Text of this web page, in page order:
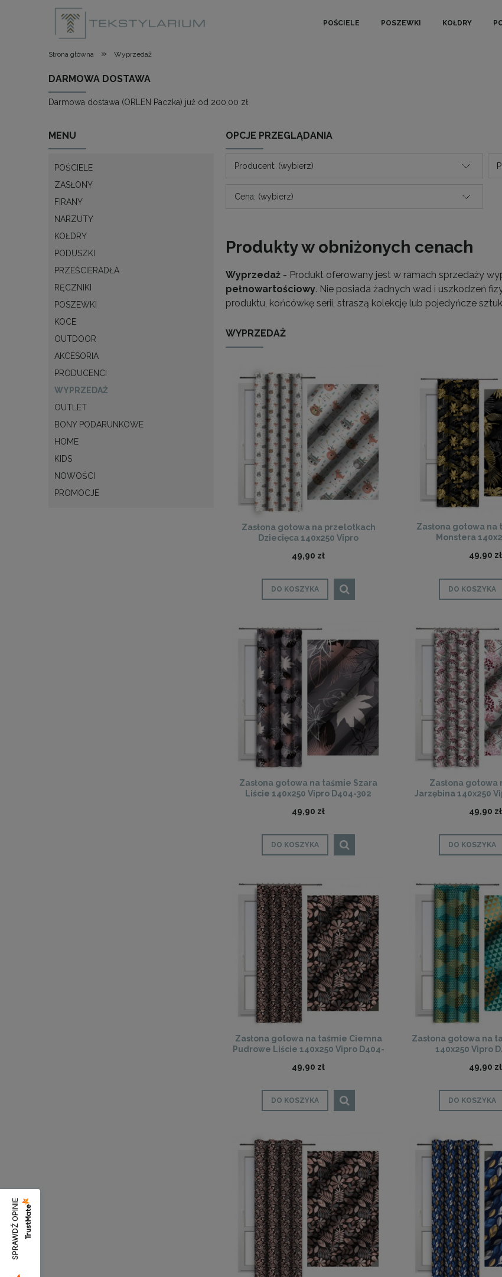
POŚCIELE POSZEWKI KOŁDRY
Strona główna » Wyprzedaż
DARMOWA DOSTAWA
Darmowa dostawa (ORLEN Paczka) już od 200,00 zł.
MENU
POŚCIELE
ZASŁONY
FIRANY
NARZUTY
KOŁDRY
PODUSZKI
PRZEŚCIERADŁA
RĘCZNIKI
POSZEWKI
KOCE
OUTDOOR
AKCESORIA
PRODUCENCI
WYPRZEDAŻ
OUTLET
BONY PODARUNKOWE
HOME
KIDS
NOWOŚCI
PROMOCJE
OPCJE PRZEGLĄDANIA
Producent: (wybierz)
Cena: (wybierz)
Produkty w obniżonych cenach
Wyprzedaż - Produkt oferowany jest w ramach sprzedaży
pełnowartościowy. Nie posiada żadnych wad i uszkodzeń
produktu, końcówkę serii, straszą kolekcję lub pojedyńcze
WYPRZEDAŻ
Zasłona gotowa na przelotkach
Dziecięca 140x250 Vipro
49,90 zł
DO KOSZYKA
Zasłona gotowa na
Monstera
49,90 zł
DO KOSZYKA
Zasłona gotowa na taśmie Szara
Liście 140x250 Vipro D404-302
49,90 zł
DO KOSZYKA
Zasłona gotowa
Jarzębina 140x250
49,90 zł
DO KOSZYKA
Zasłona gotowa na taśmie Ciemna
Pudrowe Liście 140x250 Vipro D404-
49,90 zł
DO KOSZYKA
Zasłona gotowa na
140x250 Vipro
49,90 zł
DO KOSZYKA
SPRAWDŹ OPINIE